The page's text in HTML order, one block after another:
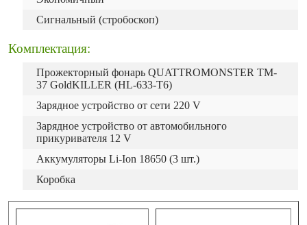
Сигнальный (стробоскоп)
Комплектация:
Прожекторный фонарь QUATTROMONSTER TM-
37 GoldKILLER (HL-633-T6)
Зарядное устройство от сети 220 V
Зарядное устройство от автомобильного
прикуривателя 12 V
Аккумуляторы Li-Ion 18650 (3 шт.)
Коробка